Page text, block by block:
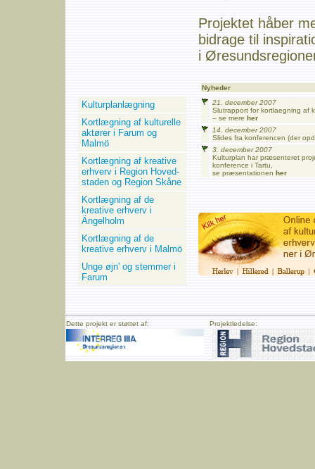
Projektet håber
bidrage til
i
Nyheder
Kulturplanlægning
Kortlægning af kulturelle
aktører i Farum og
Malmö
Kortlægning af kreative
erhverv i Region Hoved-
staden og Region Skåne
Kortlægning af de
kreative erhverv i
Ängelholm
Kortlægning af de
kreative erhverv i Malmö
Unge øjn' og stemmer i
Farum
21. december 2007
Slutrapport for kortlaegning af
– se mereher
14. december 2007
Slides fra konferencen (der
3. december 2007
Kulturplan har præsenteret
konference i Tartu,
se præsentationenher
Dette projekt er støttet af: Projektledelse: